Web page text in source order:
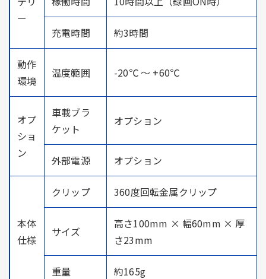
ー
充電時間 約3時間
動作
環境
温度範囲 -20℃ ～ +60℃
オプ
ショ
ン
車載ブラ
ケット
オプション
外部電源 オプション
本体
仕様
クリップ 360度回転金属クリップ
サイズ
高さ100mm × 幅60mm × 厚
さ23mm
重量 約165g